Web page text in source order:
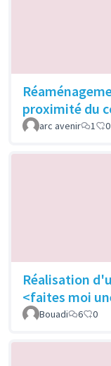
proximité du
arc avenir 1 0
Réalisation
<faites moi
Bouadi 6 0